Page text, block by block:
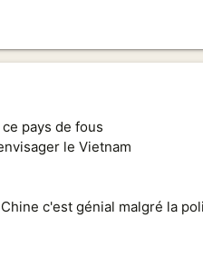
pays de fous
le Vietnam
c'est génial malgré la